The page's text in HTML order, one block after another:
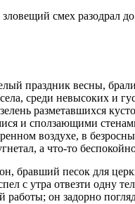
смех разодрал
праздник весны,
села, среди невысоких и
разметавшихся
и сползающими
воздухе, в
а что-то
бравший песок для
с утра отвезти одну
работы; он задорно